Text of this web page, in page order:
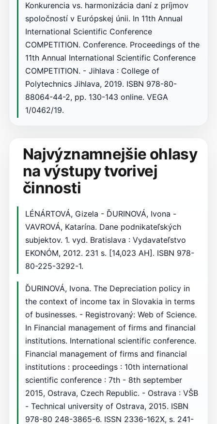
Konkurencia vs. harmonizácia daní z príjmov
spoločností v Európskej únii. In 11th Annual
International Scientific Conference
COMPETITION. Conference. Proceedings of the
11th Annual International Scientific Conference
COMPETITION. - Jihlava : College of
Polytechnics Jihlava, 2019. ISBN 978-80-
88064-44-2, pp. 130-143 online. VEGA
1/0462/19.
Najvýznamnejšie ohlasy
na výstupy tvorivej
činnosti
LÉNÁRTOVÁ, Gizela - ĎURINOVÁ, Ivona -
VAVROVÁ, Katarína. Dane podnikateľských
subjektov. 1. vyd. Bratislava : Vydavateľstvo
EKONÓM, 2012. 231 s. [14,023 AH]. ISBN 978-
80-225-3292-1.
ĎURINOVÁ, Ivona. The Depreciation policy in
the context of income tax in Slovakia in terms
of businesses. - Registrovaný: Web of Science.
In Financial management of firms and financial
institutions. International scientific conference.
Financial management of firms and financial
institutions : proceedings : 10th international
scientific conference : 7th - 8th september
2015, Ostrava, Czech Republic. - Ostrava : VŠB
- Technical university of Ostrava, 2015. ISBN
978-80 248-3865-6. ISSN 2336-162X, s. 241-